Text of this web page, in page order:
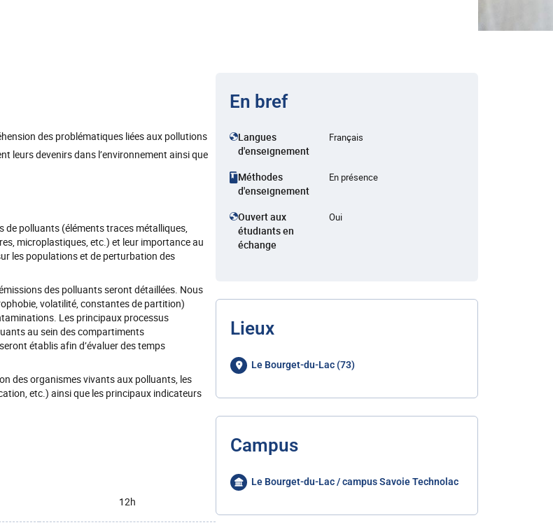
des problématiques liées aux pollutions
leurs devenirs dans l’environnement ainsi que
de polluants (éléments traces métalliques,
microplastiques, etc.) et leur importance au
les populations et de perturbation des
des polluants seront détaillées. Nous
volatilité, constantes de partition)
Les principaux processus
au sein des compartiments
établis afin d’évaluer des temps
des organismes vivants aux polluants, les
etc.) ainsi que les principaux indicateurs
12h
En bref
Langues
d'enseignement
Français
Méthodes
d'enseignement
En présence
Ouvert aux
étudiants en
échange
Oui
Lieux
Le Bourget-du-Lac (73)
Campus
Le Bourget-du-Lac / campus Savoie Technolac